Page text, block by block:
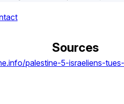
Sources
palestine-5-israeliens-